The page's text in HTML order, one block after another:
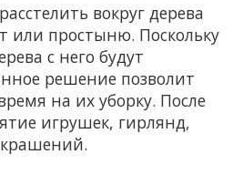
вокруг дерева
или простыню. Поскольку
с него будут
решение позволит
на их уборку. После
игрушек, гирлянд,